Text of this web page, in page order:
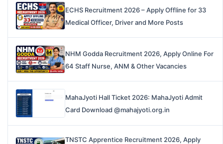
ECHS Recruitment 2026 – Apply Offline for 33
Medical Officer, Driver and More Posts
NHM Godda Recruitment 2026, Apply Online For
64 Staff Nurse, ANM & Other Vacancies
MahaJyoti Hall Ticket 2026: MahaJyoti Admit
Card Download @mahajyoti.org.in
TNSTC Apprentice Recruitment 2026, Apply